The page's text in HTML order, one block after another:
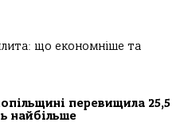
що економніше та
перевищила 25,5
найбільше